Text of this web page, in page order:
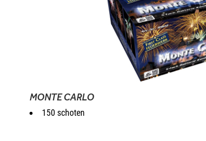
MONTE CARLO
150 schoten